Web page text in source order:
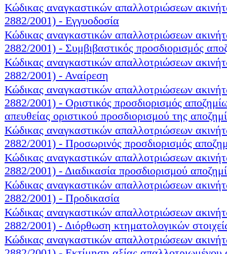
Κώδικας αναγκαστικών απαλλοτριώσεων
2882/2001) - Εγγυοδοσία
Κώδικας αναγκαστικών απαλλοτριώσεων
2882/2001) - Συμβιβαστικός προσδιορισμός
Κώδικας αναγκαστικών απαλλοτριώσεων
2882/2001) - Αναίρεση
Κώδικας αναγκαστικών απαλλοτριώσεων
2882/2001) - Οριστικός προσδιορισμός
απευθείας οριστικού προσδιορισμού της
Κώδικας αναγκαστικών απαλλοτριώσεων
2882/2001) - Προσωρινός προσδιορισμός
Κώδικας αναγκαστικών απαλλοτριώσεων
2882/2001) - Διαδικασία προσδιορισμού
Κώδικας αναγκαστικών απαλλοτριώσεων
2882/2001) - Προδικασία
Κώδικας αναγκαστικών απαλλοτριώσεων
2882/2001) - Διόρθωση κτηματολογικών
Κώδικας αναγκαστικών απαλλοτριώσεων